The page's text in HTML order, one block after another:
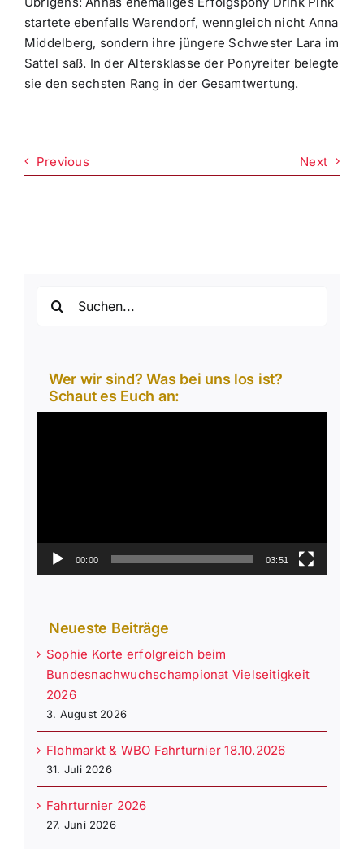
startete ebenfalls Warendorf, wenngleich nicht Anna
Middelberg, sondern ihre jüngere Schwester Lara im
Sattel saß. In der Altersklasse der Ponyreiter belegte
sie den sechsten Rang in der Gesamtwertung.
Previous Next
nach:
Wer wir sind? Was bei uns los ist?
Schaut es Euch an:
00:00 03:51
Neueste Beiträge
Sophie Korte erfolgreich beim
Bundesnachwuchschampionat Vielseitigkeit
2026
3. August 2026
Flohmarkt & WBO Fahrturnier 18.10.2026
31. Juli 2026
Fahrturnier 2026
27. Juni 2026